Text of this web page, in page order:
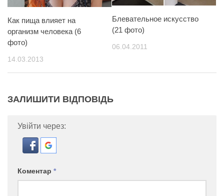
Как пища влияет на
организм человека (6
фото)
14.03.2013
Блевательное искусство
(21 фото)
06.04.2011
ЗАЛИШИТИ ВІДПОВІДЬ
Увійти через:
Коментар *